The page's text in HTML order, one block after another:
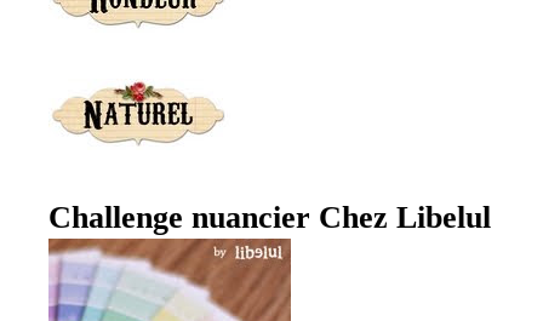
Challenge nuancier Chez Libelul